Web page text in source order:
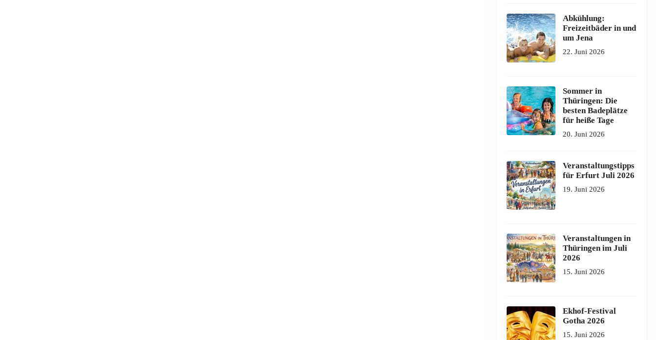
Abkühlung:
Freizeitbäder in und
um Jena
22. Juni 2026
Sommer in
Thüringen: Die
besten Badeplätze
für heiße Tage
20. Juni 2026
Veranstaltungstipps
für Erfurt Juli 2026
19. Juni 2026
Veranstaltungen in
Thüringen im Juli
2026
15. Juni 2026
Ekhof-Festival
Gotha 2026
15. Juni 2026